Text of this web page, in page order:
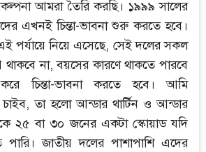
আমরা তৈরি করছি। ১৯৯৯ সালের
এখনই চিন্তা-ভাবনা শুরু করতে হবে।
পর্যায়ে নিয়ে এসেছে, সেই দলের সকল
থাকবে না, বয়সের কারণে থাকতে পারবে
চিন্তা-ভাবনা করতে হবে। আমি
চাইব, তা হলো আন্ডার থার্টিন ও আন্ডার
২৫ বা ৩০ জনের একটা স্কোয়াড যদি
জাতীয় দলের পাশাপাশি এদের